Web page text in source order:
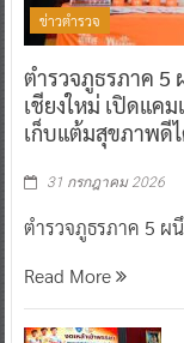
ข่าวตำรวจ
ตำรวจภูธรภาค 5
เชียงใหม่ เปิดแค
เก็บแต้มสุขภาพดี
31 กรกฎาคม 2026
ตำรวจภูธรภาค 5 ผ
Read More